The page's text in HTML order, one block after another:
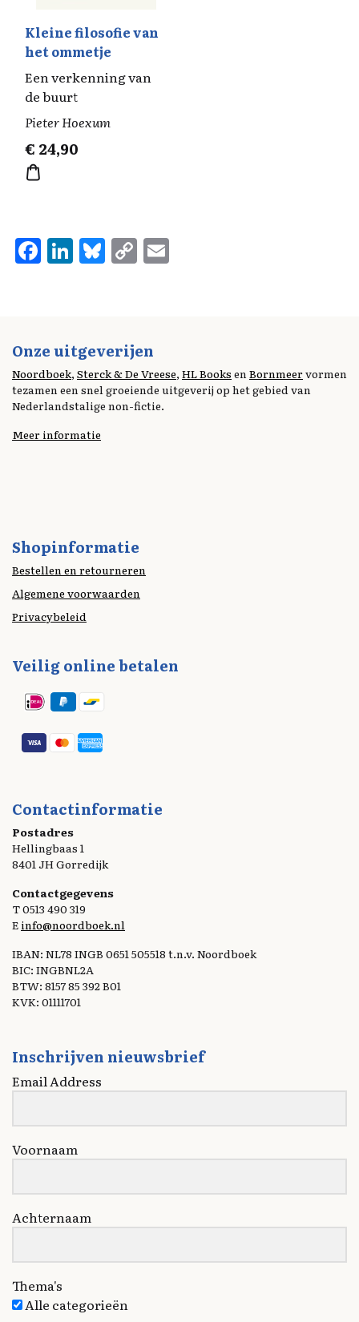
Kleine filosofie van
het ommetje
Een verkenning van
de buurt
Pieter Hoexum
€ 24,90
F
a
o
o
k
Li
n
d
I
n
Bl
u
y
C
o
Li
n
k
Onze uitgeverijen
Noordboek, Sterck & De Vreese, HL Books en Bornmeervormen
tezamen een snel groeiende uitgeverij op het gebied van
Nederlandstalige non-fictie.
Meer informatie
Shopinformatie
Bestellen en retourneren
Algemene voorwaarden
Privacybeleid
Veilig online betalen
Contactinformatie
Postadres
Hellingbaas 1
8401 JH Gorredijk
Contactgegevens
T 0513 490 319
E info@noordboek.nl
IBAN: NL78 INGB 0651 505518 t.n.v. Noordboek
BIC: INGBNL2A
BTW: 8157 85 392 B01
KVK: 01111701
Inschrijven nieuwsbrief
Email Address
Voornaam
Achternaam
Thema's
Alle categorieën